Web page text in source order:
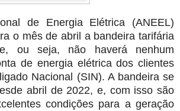
de Energia Elétrica (ANEEL)
o mês de abril a bandeira tarifária
ou seja, não haverá nenhum
de energia elétrica dos clientes
Nacional (SIN). A bandeira se
abril de 2022, e, com isso são
condições para a geração